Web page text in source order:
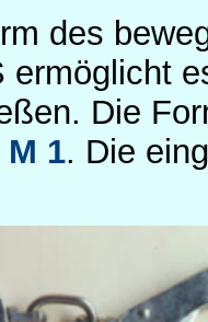
des
Die
1. Die